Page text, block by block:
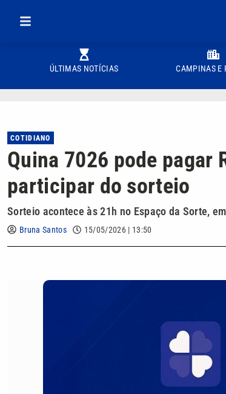
ÚLTIMAS NOTÍCIAS CAMPINAS E
COTIDIANO
Quina 7026 pode pagar
participar do sorteio
Sorteio acontece às 21h no Espaço da Sorte,
Bruna Santos 15/05/2026 | 13:50